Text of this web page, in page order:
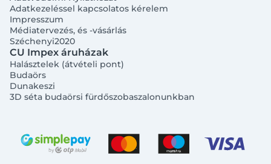
Adatkezeléssel kapcsolatos kérelem
Impresszum
Médiatervezés, és -vásárlás
Széchenyi2020
CU Impex áruházak
Halásztelek (átvételi pont)
Budaörs
Dunakeszi
3D séta budaörsi fürdőszobaszalonunkban